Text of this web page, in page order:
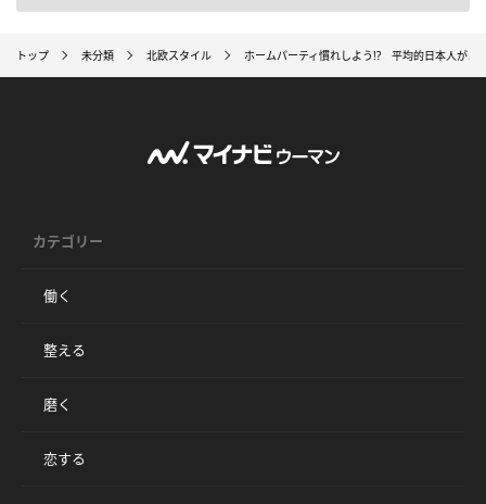
トップ 未分類 北欧スタイル ホームパーティ慣れしよう!? 平均的日本人がノ
カテゴリー
働く
整える
磨く
恋する